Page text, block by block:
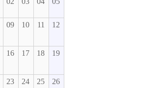
09 10 11 12
16 17 18 19
23 24 25 26